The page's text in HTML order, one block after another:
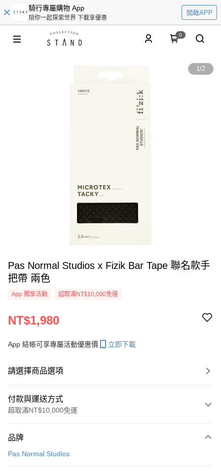
騎行專屬購物 App
陪你一起探索世界 下載享優惠
開啟APP
0
1/2
Pas Normal Studios x Fizik Bar Tape 聯名款手
把帶 兩色
App 獨享活動 超取滿NT$10,000免運
NT$1,980
App 結帳可享專屬活動優惠價 立即下載
請選擇商品選項
付款與運送方式
超取滿NT$10,000免運
信用卡一次付款
品牌
Pas Normal Studios